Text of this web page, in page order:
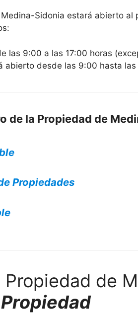
Sidonia estará abierto
las 9:00 a las 17:00 horas
abierto desde las 9:00 hasta las
de la Propiedad de
Propiedades